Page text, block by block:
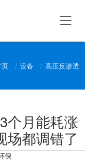
设备 高压反渗透
个月能耗涨
场都调错了
保